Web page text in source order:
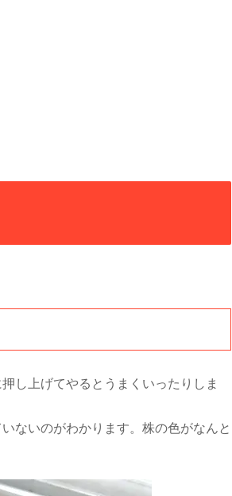
し上げてやるとうまくいったりしま
ないのがわかります。株の色がなんと